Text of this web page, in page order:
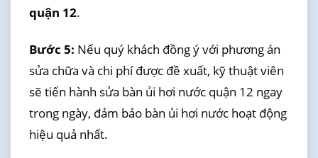
quận 12.
Bước 5: Nếu quý khách đồng ý với phương án
sửa chữa và chi phí được đề xuất, kỹ thuật viên
sẽ tiến hành sửa bàn ủi hơi nước quận 12 ngay
trong ngày, đảm bảo bàn ủi hơi nước hoạt động
hiệu quả nhất.